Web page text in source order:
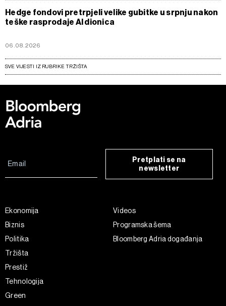
Hedge fondovi pretrpjeli velike gubitke u srpnju nakon
teške rasprodaje AI dionica
06.08.2026
SVE VIJESTI IZ RUBRIKE TRŽIŠTA
Pretplati se na
newsletter
Ekonomija
Biznis
Politika
Tržišta
Prestiž
Tehnologija
Green
Videos
Programska šema
Bloomberg Adria događanja